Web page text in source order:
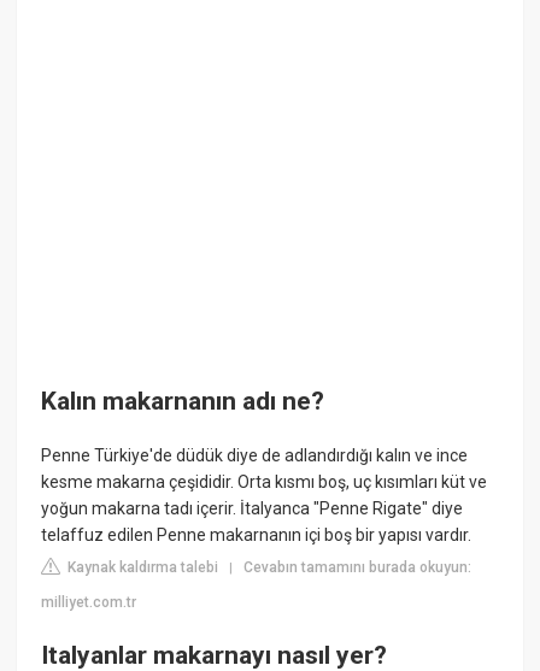
Kalın makarnanın adı ne?
Penne Türkiye'de düdük diye de adlandırdığı kalın ve ince
kesme makarna çeşididir. Orta kısmı boş, uç kısımları küt ve
yoğun makarna tadı içerir. İtalyanca "Penne Rigate" diye
telaffuz edilen Penne makarnanın içi boş bir yapısı vardır.
Kaynak kaldırma talebi |Cevabın tamamını burada okuyun:
milliyet.com.tr
Italyanlar makarnayı nasıl yer?